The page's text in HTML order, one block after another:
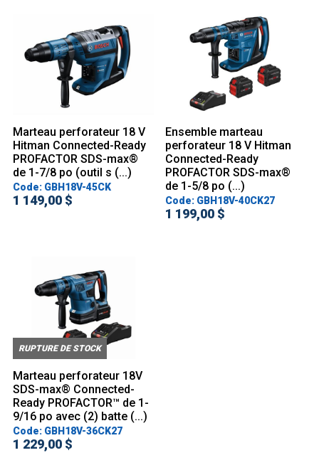
Marteau perforateur 18 V
Hitman Connected-Ready
PROFACTOR SDS-max®
de 1-7/8 po (outil s (...)
Code: GBH18V-45CK
1 149,00 $
Ensemble marteau
perforateur 18 V Hitman
Connected-Ready
PROFACTOR SDS-max®
de 1-5/8 po (...)
Code: GBH18V-40CK27
1 199,00 $
RUPTURE DE STOCK
Marteau perforateur 18V
SDS-max® Connected-
Ready PROFACTOR™ de 1-
9/16 po avec (2) batte (...)
Code: GBH18V-36CK27
1 229,00 $